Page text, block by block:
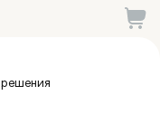
решения